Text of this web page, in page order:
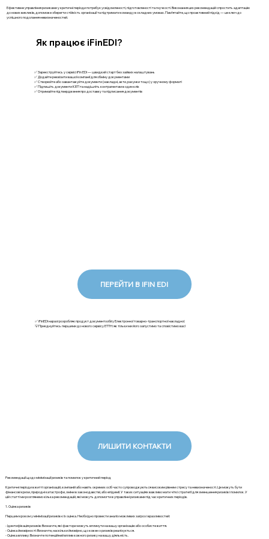
Ефективне управління ризиками у критичні періоди потребує усвідомленості, підготовленості та гнучкості. Виконання цих рекомендацій спростить адаптацію
до нових викликів, допоможе зберегти стійкість організації та підтримати команду в складних умовах. Пам’ятайте, що проактивний підхід — це ключ до
успішного подолання невизначеностей.
✅ Зареєструйтесь у сервісі iFin EDI — швидкий старт без зайвих налаштувань
✅ Додайте реквізити вашої компанії для обміну документами
✅ Створюйте або завантажуйте документи (накладні, акти, рахунки тощо) у зручному форматі
✅ Підпишіть документи КЕП та надішліть контрагентам в один клік
✅ Отримайте підтвердження про доставку та підписання документів
ПЕРЕЙТИ В IFIN EDI
Як працює iFinEDI?
✅ iFinEDI наразі розробляє продукт документообігу Електронної товарно-транспортної накладної.
💡Приєднуйтесь першими до нового сервісу ЕТТН: як тільки ми його запустимо та сповістимо вас!
ЛИШИТИ КОНТАКТИ
Рекомендації щодо мінімізації ризиків та помилок у критичний період
Критичні періоди в житті організацій, компаній або навіть окремих осіб часто супроводжуються високим рівнем стресу та невизначеності. Це можуть бути
фінансові кризи, природні катастрофи, зміни в законодавстві, або епідемії. У таких ситуаціях важливо мати чіткі стратегії для зменшення ризиків і помилок. У
цій статті ми розглянемо кілька рекомендацій, які можуть допомогти в управлінні ризиками під час критичних періодів.
1. Оцінка ризиків
Першим кроком у мінімізації ризиків є їх оцінка. Необхідно провести аналіз можливих загроз і вразливостей:
- Ідентифікація ризиків: Визначте, які фактори можуть вплинути на вашу організацію або особисте життя.
- Оцінка ймовірності: Визначте, наскільки ймовірно, що кожен з ризиків реалізується.
- Оцінка впливу: Визначте потенційний вплив кожного ризику на вашу діяльність.